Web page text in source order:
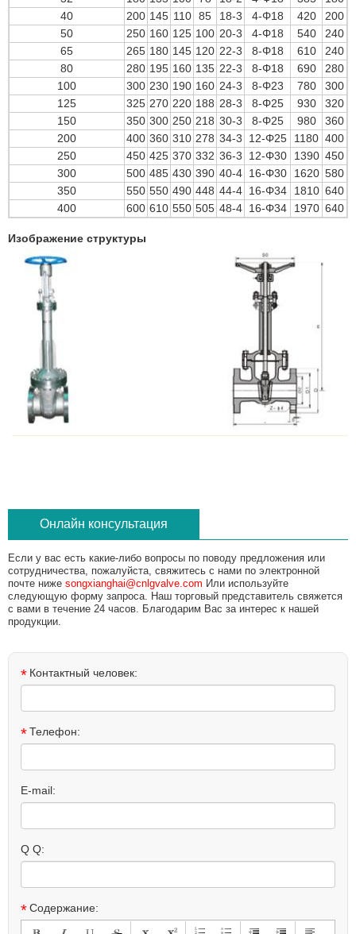
40
200 145 110 85 18-3 4-Φ18 420
200
50
250 160 125 100 20-3 4-Φ18 540
240
65
265 180 145 120 22-3 8-Φ18 610
240
80
280 195 160 135 22-3 8-Φ18 690
280
100
300 230 190 160 24-3 8-Φ23 780
300
125
325 270 220 188 28-3 8-Φ25 930
320
150
350 300 250 218 30-3 8-Φ25 980
360
200
400 360 310 278 34-3 12-Φ25 1180 400
250
450 425 370 332 36-3 12-Φ30 1390 450
300
500 485 430 390 40-4 16-Φ30 1620 580
350
550 550 490 448 44-4 16-Φ34 1810 640
400
600 610 550 505 48-4 16-Φ34 1970 640
Изображение структуры
Онлайн консультация
Если у вас есть какие-либо вопросы по поводу предложения или
сотрудничества, пожалуйста, свяжитесь с нами по электронной
почте ниже songxianghai@cnlgvalve.com Или используйте
следующую форму запроса. Наш торговый представитель свяжется
с вами в течение 24 часов. Благодарим Вас за интерес к нашей
продукции.
* Контактный человек:
*Телефон:
E-mail:
Q Q:
*Содержание: